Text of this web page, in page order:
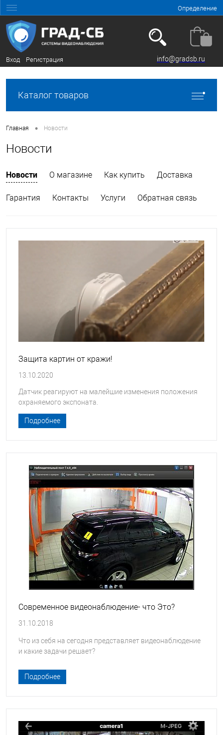
Определение
Вход Регистрация info@gradsb.ru
Каталог товаров
Главная • Новости
Новости
Новости О магазине Как купить Доставка
Гарантия Контакты Услуги Обратная связь
Защита картин от кражи!
13.10.2020
Датчик реагируют на малейшие изменения положения
охраняемого экспоната.
Подробнее
Современное видеонаблюдение- что Это?
31.10.2018
Что из себя на сегодня представляет видеонаблюдение
и какие задачи решает?
Подробнее